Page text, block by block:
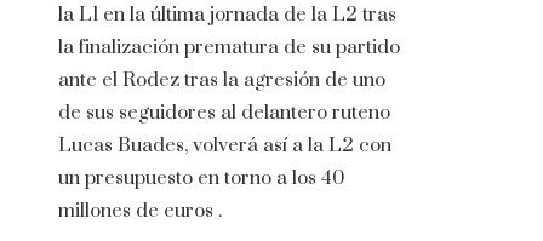
la L1 en la última jornada de la L2 tras
la finalización prematura de su partido
ante el Rodez tras la agresión de uno
de sus seguidores al delantero ruteno
Lucas Buades, volverá así a la L2 con
un presupuesto en torno a los 40
millones de euros .